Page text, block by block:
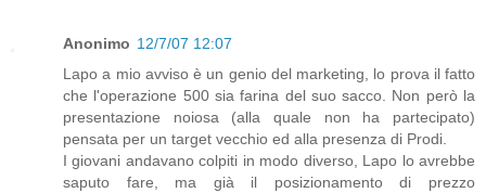
Anonimo 12/7/07 12:07
Lapo a mio avviso è un genio del marketing, lo prova il fatto
che l'operazione 500 sia farina del suo sacco. Non però la
presentazione noiosa (alla quale non ha partecipato)
pensata per un target vecchio ed alla presenza di Prodi.
I giovani andavano colpiti in modo diverso, Lapo lo avrebbe
saputo fare, ma già il posizionamento di prezzo